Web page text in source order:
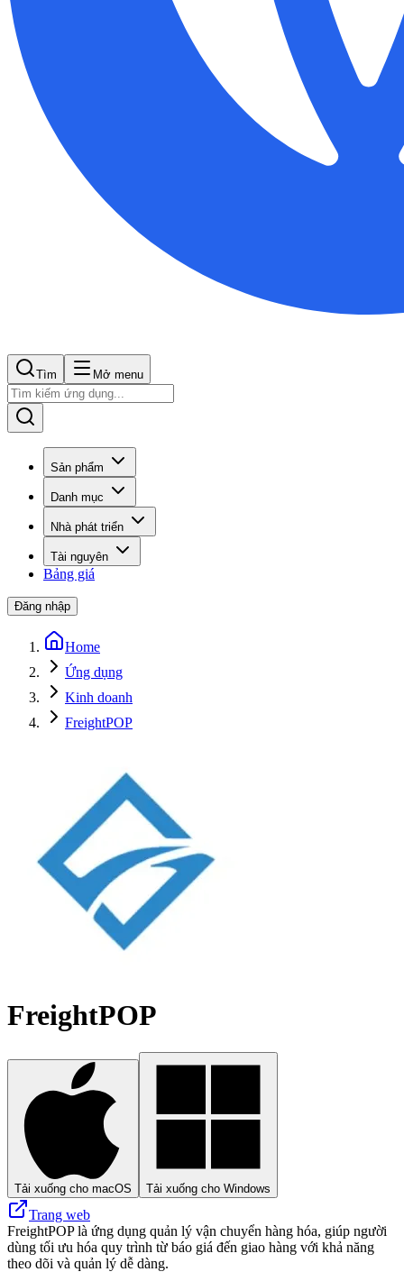
Tìm Mở menu
Sản phẩm
Danh mục
Nhà phát triển
Tài nguyên
Bảng giá
Đăng nhập
Home
Ứng dụng
Kinh doanh
FreightPOP
FreightPOP
Tải xuống cho macOS Tải xuống cho Windows
Trang web
FreightPOP là ứng dụng quản lý vận chuyển hàng hóa, giúp người
dùng tối ưu hóa quy trình từ báo giá đến giao hàng với khả năng
theo dõi và quản lý dễ dàng.